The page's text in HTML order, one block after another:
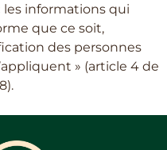
les informations qui
que ce soit,
des personnes
» (article 4 de